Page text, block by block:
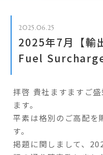
2025.06.25
2025年7月【
Fuel
拝啓 貴社ますますご
ます。
平素は格別のご高配を
す。
掲題に関しまして、